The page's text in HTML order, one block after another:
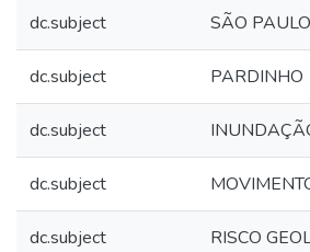
dc.subject SÃO PAULO
dc.subject PARDINHO
dc.subject
dc.subject
dc.subject RISCO